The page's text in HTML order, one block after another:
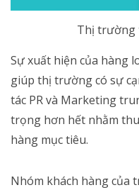
Thị trường
Sự xuất hiện của hàng
giúp thị trường có sự
tác PR và Marketing
trọng hơn hết nhằm
hàng mục tiêu.
Nhóm khách hàng của